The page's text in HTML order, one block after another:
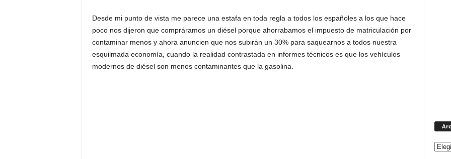
Desde mi punto de vista me parece una estafa en toda regla a todos los españoles a los que hace
poco nos dijeron que compráramos un diésel porque ahorrabamos el impuesto de matriculación por
contaminar menos y ahora anuncien que nos subirán un 30% para saquearnos a todos nuestra
esquilmada economía, cuando la realidad contrastada en informes técnicos es que los vehículos
modernos de diésel son menos contaminantes que la gasolina.